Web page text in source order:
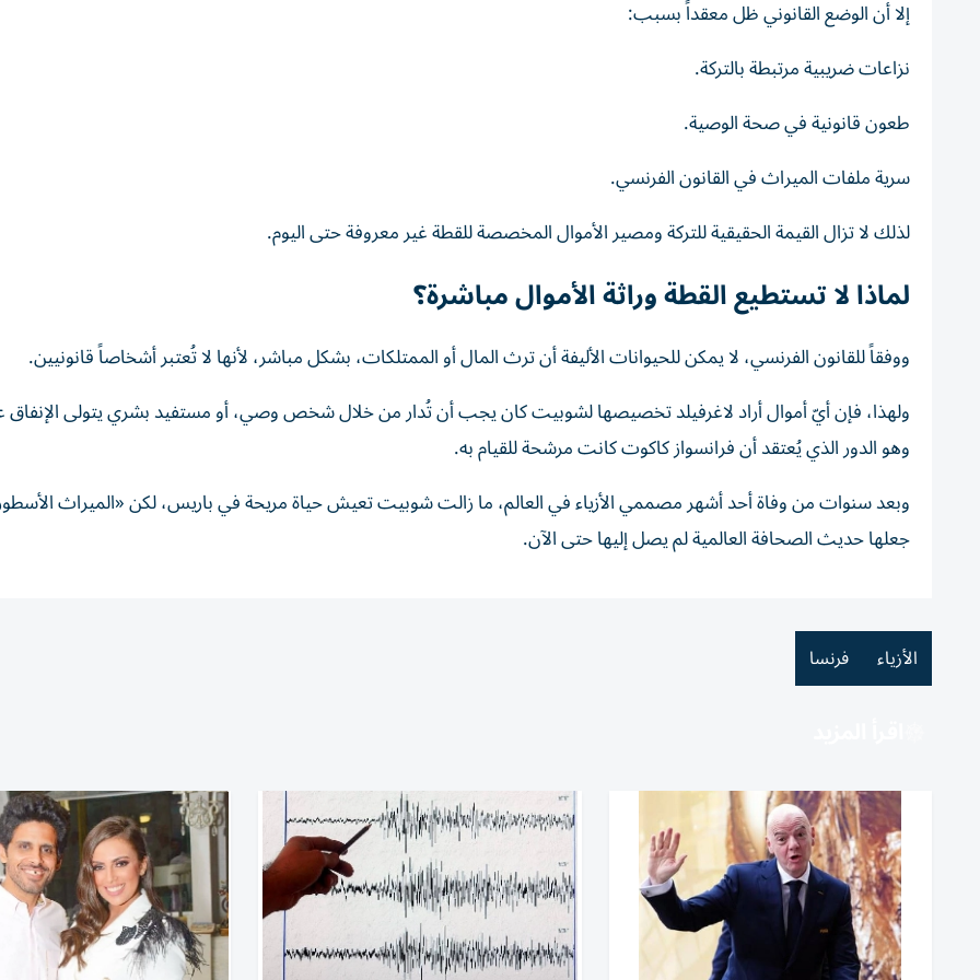
إلا أن الوضع القانوني ظل معقداً بسبب:
نزاعات ضريبية مرتبطة بالتركة.
طعون قانونية في صحة الوصية.
سرية ملفات الميراث في القانون الفرنسي.
لذلك لا تزال القيمة الحقيقية للتركة ومصير الأموال المخصصة للقطة غير معروفة حتى اليوم.
لماذا لا تستطيع القطة وراثة الأموال مباشرة؟
ووفقاً للقانون الفرنسي، لا يمكن للحيوانات الأليفة أن ترث المال أو الممتلكات، بشكل مباشر، لأنها لا تُعتبر أشخاصاً قانونيين.
ولهذا، فإن أيّ أموال أراد لاغرفيلد تخصيصها لشوبيت كان يجب أن تُدار من خلال شخص وصي، أو مستفيد بشري يتولى الإنفاق
وهو الدور الذي يُعتقد أن فرانسواز كاكوت كانت مرشحة للقيام به.
وبعد سنوات من وفاة أحد أشهر مصممي الأزياء في العالم، ما زالت شوبيت تعيش حياة مريحة في باريس، لكن «الميراث
جعلها حديث الصحافة العالمية لم يصل إليها حتى الآن.
الأزياء فرنسا